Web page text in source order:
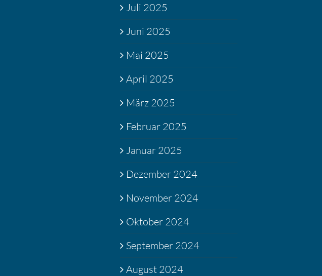
Juli 2025
Juni 2025
Mai 2025
April 2025
März 2025
Februar 2025
Januar 2025
Dezember 2024
November 2024
Oktober 2024
September 2024
August 2024